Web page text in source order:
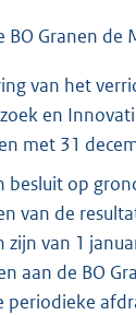
Granen
van het
en
met 31
besluit op
van de
zijn van 1
aan de BO
periodieke